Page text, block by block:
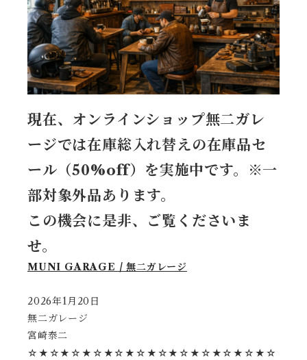
現在、オンラインショップ無二ガレ
ージでは在庫総入れ替えの在庫品セ
ール（50%off）を実施中です。
※一
部対象外品あります。
この機会に是非、ご覧くださいま
せ。
MUNI GARAGE / 無二ガレージ
2026年1月20日
無二ガレージ
宮崎泰二
☆★☆★☆★☆★☆★☆★☆★☆★☆★☆★☆★☆